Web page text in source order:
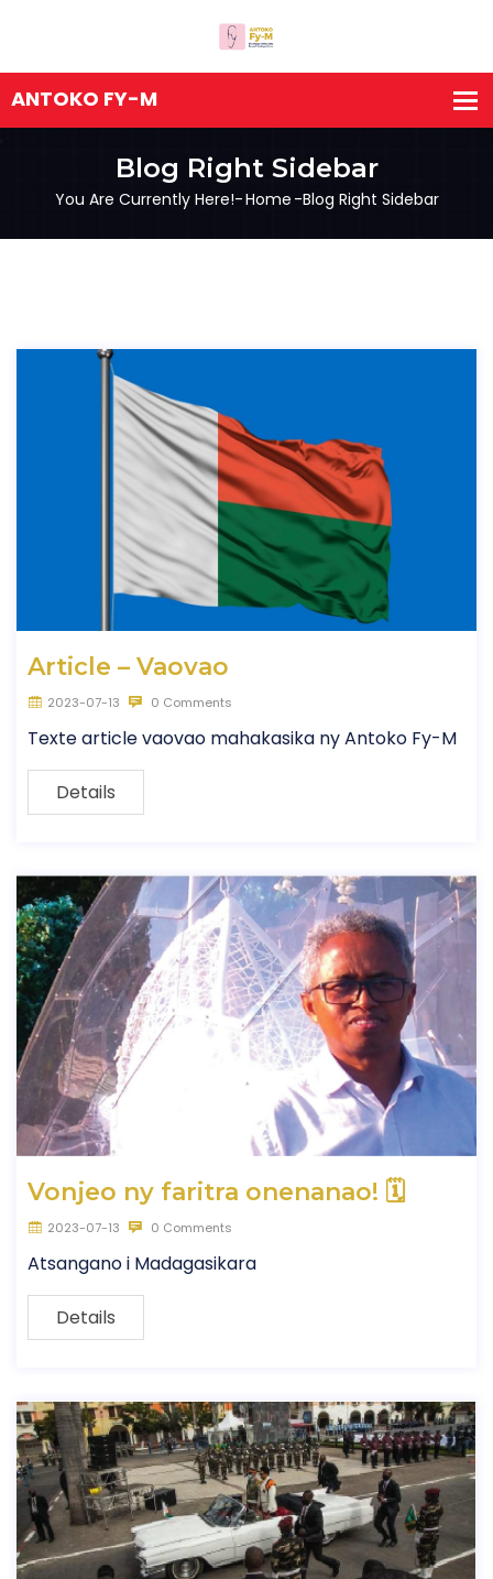
Blog Right Sidebar
You Are Currently Here!-Home -Blog Right Sidebar
Article – Vaovao
2023-07-13 0 Comments
Texte article vaovao mahakasika ny Antoko Fy-M
Details
Vonjeo ny faritra onenanao! 🗓
2023-07-13 0 Comments
Atsangano i Madagasikara
Details